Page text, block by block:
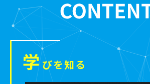
学びを知る